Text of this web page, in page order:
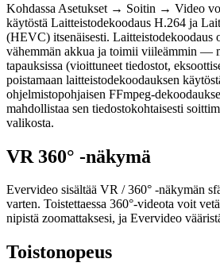
Kohdassa Asetukset → Soitin → Video
käytöstä Laitteistodekoodaus H.264 ja
(HEVC) itsenäisesti. Laitteistodekoodaus
vähemmän akkua ja toimii viileämmin —
tapauksissa (vioittuneet tiedostot,
poistamaan laitteistodekoodauksen
ohjelmistopohjaisen FFmpeg-
mahdollistaa sen tiedostokohtaisesti
valikosta.
VR 360° -näkymä
Evervideo sisältää VR / 360° -näkymän
varten. Toistettaessa 360°-videota voit
nipistä zoomattaksesi, ja Evervideo
Toistonopeus